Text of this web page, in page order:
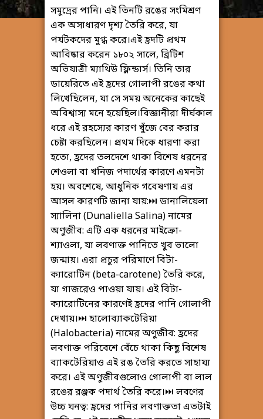
সমুদ্রের পানি। এই তিনটি রঙের সংমিশ্রণ
এক অসাধারণ দৃশ্য তৈরি করে, যা
পর্যটকদের মুগ্ধ করে। ​এই হ্রদটি প্রথম
আবিষ্কার করেন ১৮০২ সালে, ব্রিটিশ
অভিযাত্রী ম্যাথিউ ফ্লিন্ডার্স। তিনি তার
ডায়েরিতে এই হ্রদের গোলাপী রঙের কথা
লিখেছিলেন, যা সে সময় অনেকের কাছেই
অবিশ্বাস্য মনে হয়েছিল। ​বিজ্ঞানীরা দীর্ঘকাল
ধরে এই রহস্যের কারণ খুঁজে বের করার
চেষ্টা করছিলেন। প্রথম দিকে ধারণা করা
হতো, হ্রদের তলদেশে থাকা বিশেষ ধরনের
শেওলা বা খনিজ পদার্থের কারণে এমনটা
হয়। অবশেষে, আধুনিক গবেষণায় এর
আসল কারণটি জানা যায়: ​ ⏭️ ডানালিয়েলা
স্যালিনা (Dunaliella Salina) নামের
অণুজীব: এটি এক ধরনের মাইক্রো-
শ্যাওলা, যা লবণাক্ত পানিতে খুব ভালো
জন্মায়। এরা প্রচুর পরিমাণে বিটা-
ক্যারোটিন (beta-carotene) তৈরি করে,
যা গাজরেও পাওয়া যায়। এই বিটা-
ক্যারোটিনের কারণেই হ্রদের পানি গোলাপী
দেখায়। ​⏭️ হালোব্যাকটেরিয়া
(Halobacteria) নামের অণুজীব: হ্রদের
লবণাক্ত পরিবেশে বেঁচে থাকা কিছু বিশেষ
ব্যাকটেরিয়াও এই রঙ তৈরি করতে সাহায্য
করে। এই অণুজীবগুলোও গোলাপী বা লাল
রঙের রঞ্জক পদার্থ তৈরি করে। ​⏭️ লবণের
উচ্চ ঘনত্ব: হ্রদের পানির লবণাক্ততা এতটাই